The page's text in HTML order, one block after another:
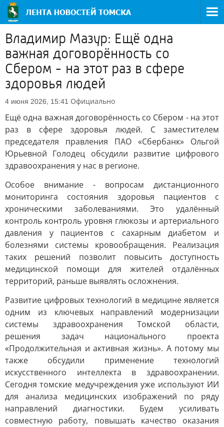
Владимир Мазур: Ещё одна
важная договорённость со
Сбером - на этот раз в сфере
здоровья людей
4 июня 2026, 15:41 Официально
Ещё одна важная договорённость со Сбером - на этот
раз в сфере здоровья людей. С заместителем
председателя правления ПАО «Сбербанк» Ольгой
Юрьевной Голодец обсудили развитие цифрового
здравоохранения у нас в регионе.
Особое внимание - вопросам дистанционного
мониторинга состояния здоровья пациентов с
хроническими заболеваниями. Это удалённый
контроль контроль уровня глюкозы и артериального
давления у пациентов с сахарным диабетом и
болезнями системы кровообращения. Реализация
таких решений позволит повысить доступность
медицинской помощи для жителей отдалённых
территорий, раньше выявлять осложнения.
Развитие цифровых технологий в медицине является
одним из ключевых направлений модернизации
системы здравоохранения Томской области,
решения задач национального проекта
«Продолжительная и активная жизнь». А потому мы
также обсудили применение технологий
искусственного интеллекта в здравоохранении.
Сегодня томские медучреждения уже используют ИИ
для анализа медицинских изображений по ряду
направлений диагностики. Будем усиливать
совместную работу, повышать качество оказания